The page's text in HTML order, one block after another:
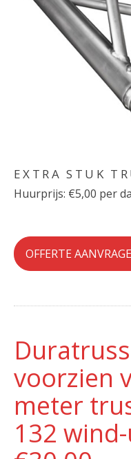
EXTRA STUK
Huurprijs: €5,00 per
OFFERTE
voorzien
meter
132